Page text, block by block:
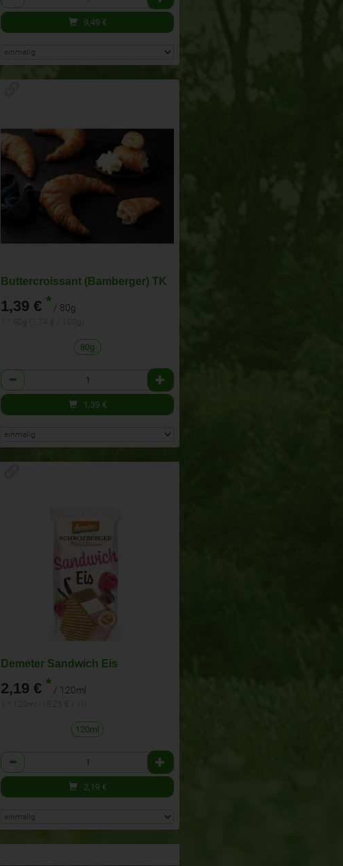
9,49 €
Buttercroissant (Bamberger) TK
1,39 € * / 80g
80g
Anzahl
1,39 €
Demeter Sandwich Eis
2,19 € * / 120ml
120ml
Anzahl
2,19 €